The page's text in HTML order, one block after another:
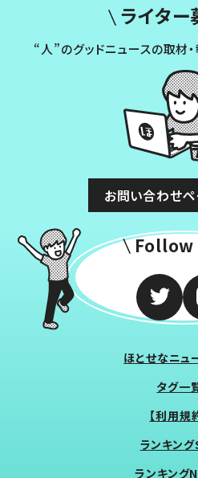
ライター
“人”のグッドニュースの取材
お問い合わせ
Follow
ほとせなニュ
タグ一
【利用規
ランキン
ランキング